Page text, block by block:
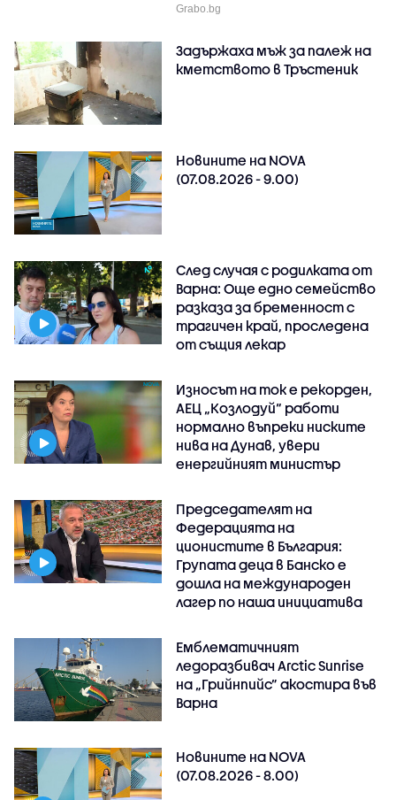
Grabo.bg
Задържаха мъж за палеж на
кметството в Тръстеник
Новините на NOVA
(07.08.2026 - 9.00)
След случая с родилката от
Варна: Още едно семейство
разказа за бременност с
трагичен край, проследена
от същия лекар
Износът на ток е рекорден,
АЕЦ „Козлодуй“ работи
нормално въпреки ниските
нива на Дунав, увери
енергийният министър
Председателят на
Федерацията на
ционистите в България:
Групата деца в Банско е
дошла на международен
лагер по наша инициатива
Емблематичният
ледоразбивач Arctic Sunrise
на „Грийнпийс” акостира във
Варна
Новините на NOVA
(07.08.2026 - 8.00)